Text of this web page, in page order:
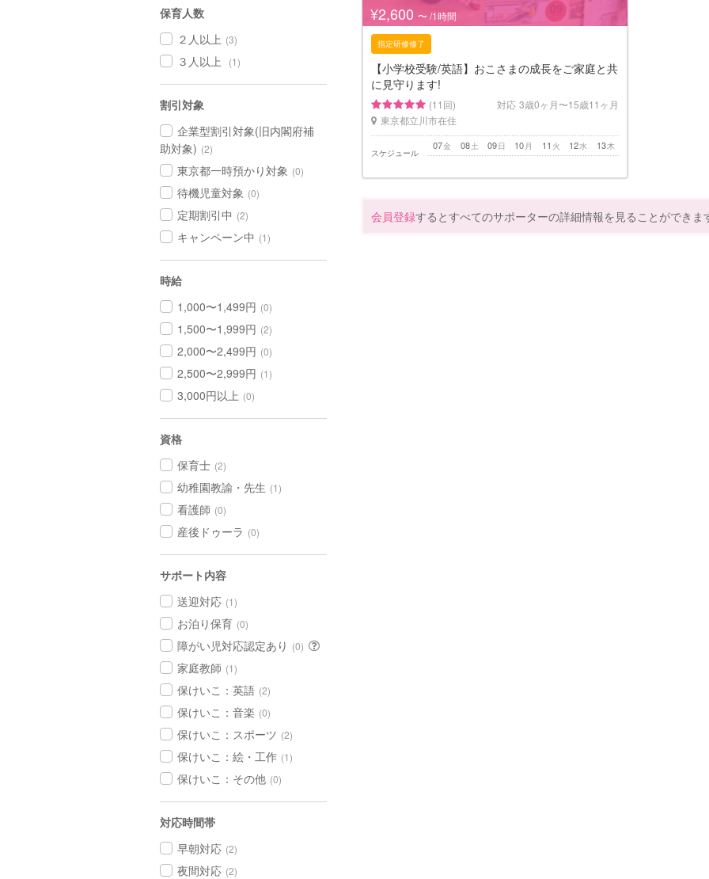
保育人数
２人以上 (3)
３人以上 (1)
割引対象
企業型割引対象(旧内閣府補
助対象) (2)
東京都一時預かり対象 (0)
待機児童対象 (0)
定期割引中 (2)
キャンペーン中 (1)
時給
1,000〜1,499円 (0)
1,500〜1,999円 (2)
2,000〜2,499円 (0)
2,500〜2,999円 (1)
3,000円以上 (0)
資格
保育士 (2)
幼稚園教諭・先生 (1)
看護師 (0)
産後ドゥーラ (0)
サポート内容
送迎対応 (1)
お泊り保育 (0)
障がい児対応認定あり (0)
家庭教師 (1)
保けいこ：英語 (2)
保けいこ：音楽 (0)
保けいこ：スポーツ (2)
保けいこ：絵・工作 (1)
保けいこ：その他 (0)
対応時間帯
早朝対応 (2)
夜間対応 (2)
¥2,600 〜 /1時間
指定研修修了
【小学校受験/英語】おこさまの成長をご家庭と共
に見守ります!
(11回) 対応 3歳0ヶ月〜15歳11ヶ月
東京都立川市在住
スケジュール
金
07 土
08 日
09 月
10 火
11 水
12 木
13
会員登録するとすべてのサポーターの詳細情報を見ることができま